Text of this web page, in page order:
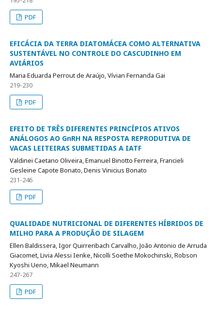
PDF
EFICÁCIA DA TERRA DIATOMÁCEA COMO ALTERNATIVA
SUSTENTÁVEL NO CONTROLE DO CASCUDINHO EM
AVIÁRIOS
Maria Eduarda Perrout de Araújo, Vívian Fernanda Gai
219-230
PDF
EFEITO DE TRÊS DIFERENTES PRINCÍPIOS ATIVOS
ANÁLOGOS AO GnRH NA RESPOSTA REPRODUTIVA DE
VACAS LEITEIRAS SUBMETIDAS A IATF
Valdinei Caetano Oliveira, Emanuel Binotto Ferreira, Francieli
Gesleine Capote Bonato, Denis Vinicius Bonato
231-246
PDF
QUALIDADE NUTRICIONAL DE DIFERENTES HÍBRIDOS DE
MILHO PARA A PRODUÇÃO DE SILAGEM
Ellen Baldissera, Igor Quirrenbach Carvalho, João Antonio de Arruda
Giacomet, Livia Alessi Ienke, Nicolli Soethe Mokochinski, Robson
Kyoshi Ueno, Mikael Neumann
247-267
PDF